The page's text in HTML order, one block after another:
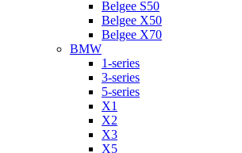
Belgee S50
Belgee X50
Belgee X70
BMW
1-series
3-series
5-series
X1
X2
X3
X5